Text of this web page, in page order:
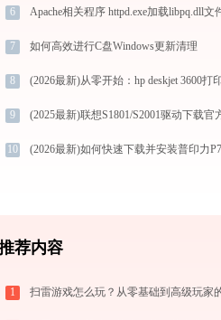
6
7 如何高效进行C盘Windows更新清理
8
9
10
荐内容
1